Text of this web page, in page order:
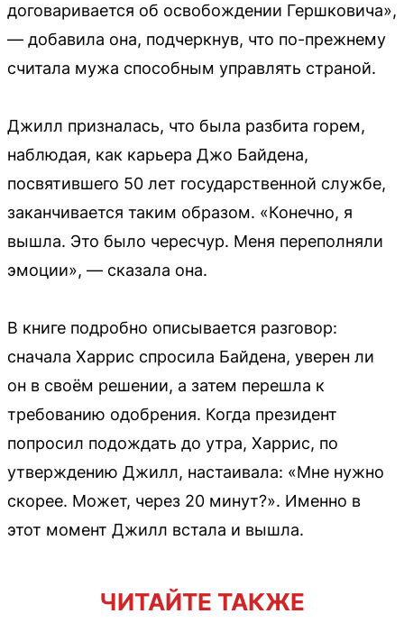
договаривается об освобождении Гершковича»,
— добавила она, подчеркнув, что по-прежнему
считала мужа способным управлять страной.
Джилл призналась, что была разбита горем,
наблюдая, как карьера Джо Байдена,
посвятившего 50 лет государственной службе,
заканчивается таким образом. «Конечно, я
вышла. Это было чересчур. Меня переполняли
эмоции», — сказала она.
В книге подробно описывается разговор:
сначала Харрис спросила Байдена, уверен ли
он в своём решении, а затем перешла к
требованию одобрения. Когда президент
попросил подождать до утра, Харрис, по
утверждению Джилл, настаивала: «Мне нужно
скорее. Может, через 20 минут?». Именно в
этот момент Джилл встала и вышла.
ЧИТАЙТЕ ТАКЖЕ